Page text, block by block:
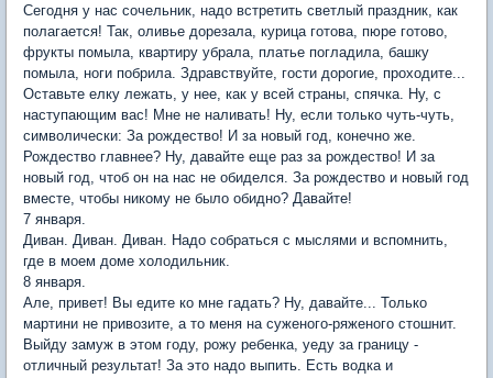
Сегодня у нас сочельник, надо встретить светлый праздник, как
полагается! Так, оливье дорезала, курица готова, пюре готово,
фрукты помыла, квартиру убрала, платье погладила, башку
помыла, ноги побрила. Здравствуйте, гости дорогие, проходите...
Оставьте елку лежать, у нее, как у всей страны, спячка. Ну, с
наступающим вас! Мне не наливать! Ну, если только чуть-чуть,
символически: За рождество! И за новый год, конечно же.
Рождество главнее? Ну, давайте еще раз за рождество! И за
новый год, чтоб он на нас не обиделся. За рождество и новый год
вместе, чтобы никому не было обидно? Давайте!
7 января.
Диван. Диван. Диван. Надо собраться с мыслями и вспомнить,
где в моем доме холодильник.
8 января.
Але, привет! Вы едите ко мне гадать? Ну, давайте... Только
мартини не привозите, а то меня на суженого-ряженого стошнит.
Выйду замуж в этом году, рожу ребенка, уеду за границу -
отличный результат! За это надо выпить. Есть водка и